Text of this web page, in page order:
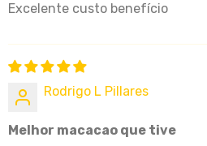
Excelente custo benefício
Rodrigo L Pillares
Melhor macacao que tive